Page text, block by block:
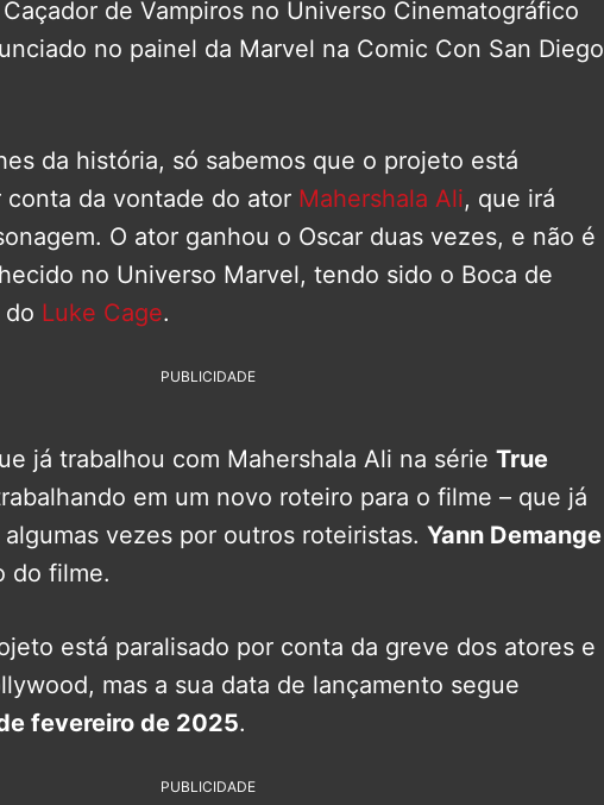
de Vampiros no Universo Cinematográfico
no painel da Marvel na Comic Con San Diego
da história, só sabemos que o projeto está
da vontade do ator Mahershala Ali, que irá
O ator ganhou o Oscar duas vezes, e não é
no Universo Marvel, tendo sido o Boca de
do Luke Cage.
PUBLICIDADE
já trabalhou com Mahershala Ali na série True
em um novo roteiro para o filme – que já
vezes por outros roteiristas. Yann Demange
do filme.
está paralisado por conta da greve dos atores e
mas a sua data de lançamento segue
fevereiro de 2025.
PUBLICIDADE